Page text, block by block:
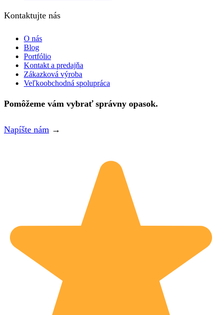
Kontaktujte nás
O nás
Blog
Portfólio
Kontakt a predajňa
Zákazková výroba
Veľkoobchodná spolupráca
Pomôžeme vám vybrať správny opasok.
Napíšte nám →